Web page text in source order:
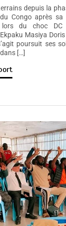
depuis la
Congo après sa
lors du choc
Masiya Doris
poursuit ses
[…]